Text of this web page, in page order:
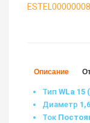
ESTEL00000008
Описание
Тип WLa 15
Диаметр
Ток